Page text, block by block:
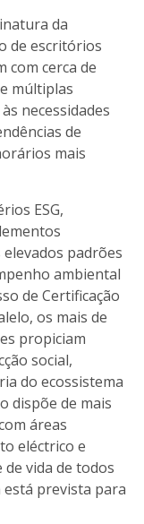
da
de escritórios
com cerca de
múltiplas
necessidades
de
mais
ESG,
padrões
ambiental
de Certificação
os mais de
propiciam
social,
do ecossistema
dispõe de mais
áreas
eléctrico e
vida de todos
está prevista para